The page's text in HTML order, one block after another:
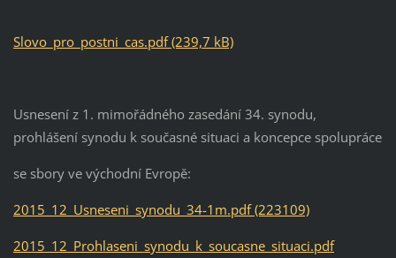
Slovo_pro_postni_cas.pdf (239,7 kB)
Usnesení z 1. mimořádného zasedání 34. synodu,
prohlášení synodu k současné situaci a koncepce spolupráce
se sbory ve východní Evropě:
2015_12_Usneseni_synodu_34-1m.pdf (223109)
2015_12_Prohlaseni_synodu_k_soucasne_situaci.pdf